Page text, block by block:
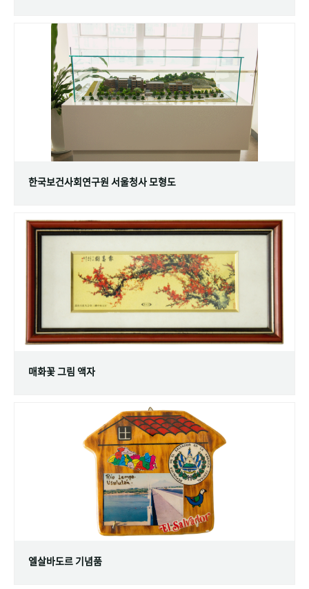
한국보건사회연구원 서울청사 모형도
매화꽃 그림 액자
엘살바도르 기념품